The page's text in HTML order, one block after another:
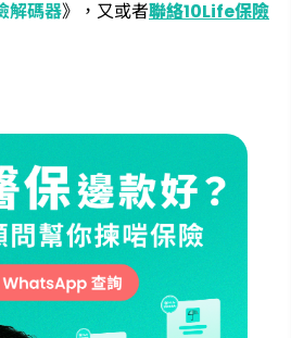
解碼器》，又或者聯絡10Life保險